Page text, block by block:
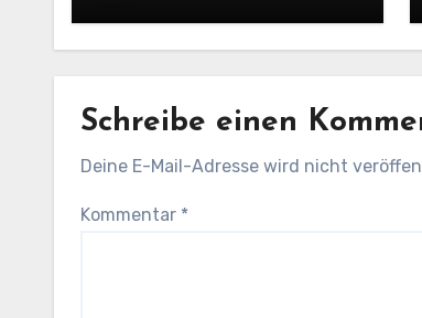
Schreibe einen
Deine E-Mail-Adresse wird nicht
Kommentar *